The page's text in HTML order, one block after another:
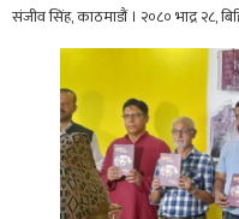
संजीव सिंह, काठमाडौं । २०८० भाद्र २८,